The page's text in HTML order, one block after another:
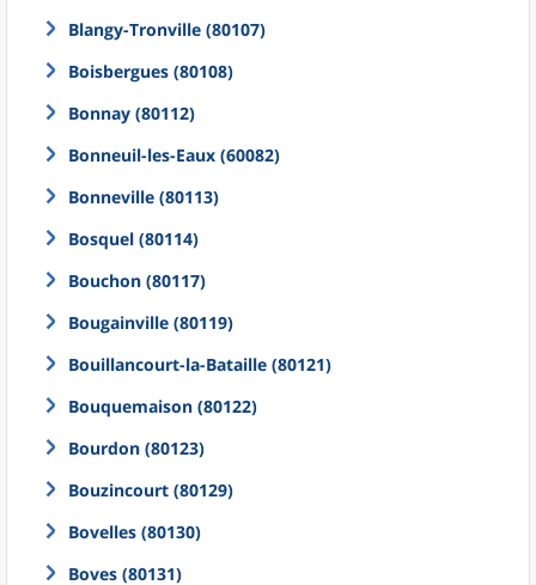
Blangy-Tronville (80107)
Boisbergues (80108)
Bonnay (80112)
Bonneuil-les-Eaux (60082)
Bonneville (80113)
Bosquel (80114)
Bouchon (80117)
Bougainville (80119)
Bouillancourt-la-Bataille (80121)
Bouquemaison (80122)
Bourdon (80123)
Bouzincourt (80129)
Bovelles (80130)
Boves (80131)